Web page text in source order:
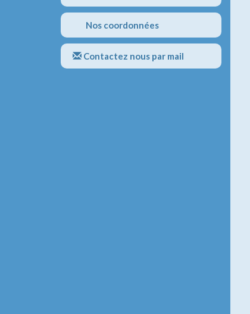
Nos coordonnées
Contactez nous par mail